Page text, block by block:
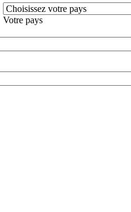
Votre pays